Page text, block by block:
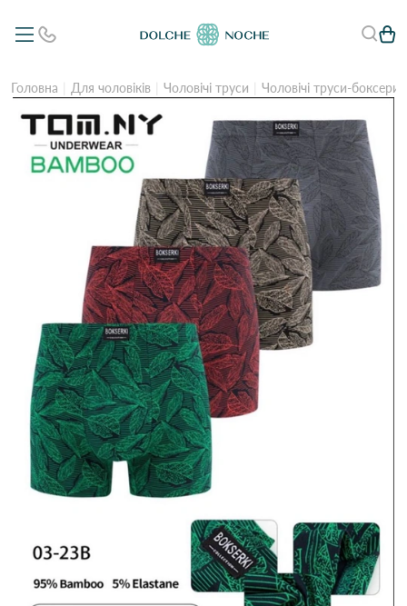
Головна Для чоловіків Чоловічі труси Чоловічі труси-